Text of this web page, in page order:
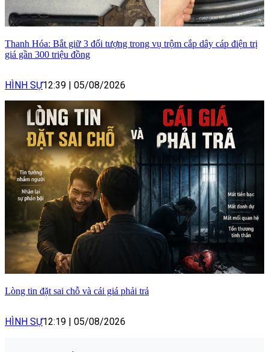
Thanh Hóa: Bắt giữ 3 đối tượng trong vụ trộm cắp dây cáp điện trị
giá gần 300 triệu đồng
HÌNH SỰ12:39 | 05/08/2026
Lòng tin đặt sai chỗ và cái giá phải trả
HÌNH SỰ12:19 | 05/08/2026